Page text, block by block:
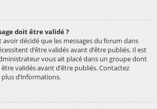
doit être validé ?
avoir décidé que les messages du forum dans
d’être validés avant d’être publiés. Il est
vous ait placé dans un groupe dont
validés avant d’être publiés. Contactez
d’informations.